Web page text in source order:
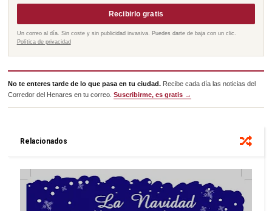
Recibirlo gratis
Un correo al día. Sin coste y sin publicidad invasiva. Puedes darte de baja con un clic.
Política de privacidad
No te enteres tarde de lo que pasa en tu ciudad. Recibe cada día las noticias del
Corredor del Henares en tu correo.Suscribirme, es gratis →
Relacionados